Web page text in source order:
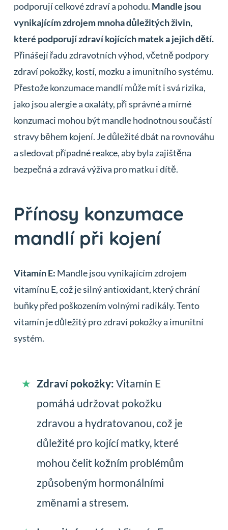
podporují celkové zdraví a pohodu. Mandle jsou
vynikajícím zdrojem mnoha důležitých živin,
které podporují zdraví kojících matek a jejich dětí.
Přinášejí řadu zdravotních výhod, včetně podpory
zdraví pokožky, kostí, mozku a imunitního systému.
Přestože konzumace mandlí může mít i svá rizika,
jako jsou alergie a oxaláty, při správné a mírné
konzumaci mohou být mandle hodnotnou součástí
stravy během kojení. Je důležité dbát na rovnováhu
a sledovat případné reakce, aby byla zajištěna
bezpečná a zdravá výživa pro matku i dítě.
Přínosy konzumace
mandlí při kojení
Vitamín E: Mandle jsou vynikajícím zdrojem
vitamínu E, což je silný antioxidant, který chrání
buňky před poškozením volnými radikály. Tento
vitamín je důležitý pro zdraví pokožky a imunitní
systém.
Zdraví pokožky:Vitamín E
pomáhá udržovat pokožku
zdravou a hydratovanou, což je
důležité pro kojící matky, které
mohou čelit kožním problémům
způsobeným hormonálními
změnami a stresem.